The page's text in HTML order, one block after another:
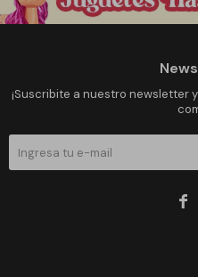
¡Suscribite a nuestro newsletter
